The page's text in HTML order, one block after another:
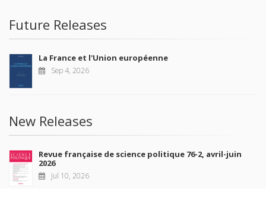
Future Releases
La France et l'Union européenne
Sep 4, 2026
New Releases
Revue française de science politique 76-2, avril-juin
2026
Jul 10, 2026